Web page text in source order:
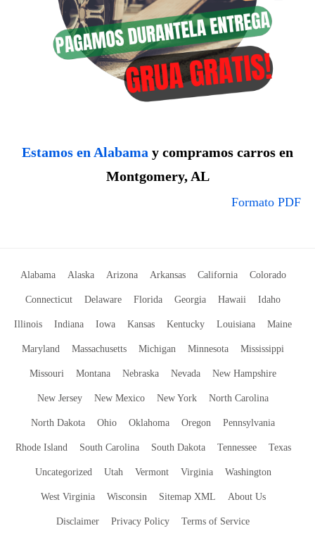
Estamos en Alabama y compramos carros en
Montgomery, AL
Formato PDF
Alabama Alaska Arizona Arkansas California Colorado
Connecticut Delaware Florida Georgia Hawaii Idaho
Illinois Indiana Iowa Kansas Kentucky Louisiana Maine
Maryland Massachusetts Michigan Minnesota Mississippi
Missouri Montana Nebraska Nevada New Hampshire
New Jersey New Mexico New York North Carolina
North Dakota Ohio Oklahoma Oregon Pennsylvania
Rhode Island South Carolina South Dakota Tennessee Texas
Uncategorized Utah Vermont Virginia Washington
West Virginia Wisconsin Sitemap XML About Us
Disclaimer Privacy Policy Terms of Service